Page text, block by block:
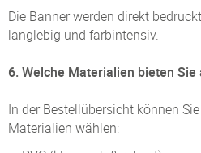
Die Banner werden direkt
langlebig und farbintensiv.
6. Welche Materialien bieten Sie
In der Bestellübersicht können
Materialien wählen: